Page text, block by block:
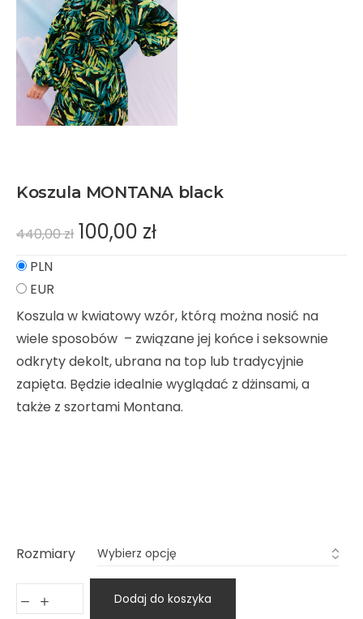
Koszula MONTANA black
440,00zł 100,00 zł
PLN
EUR
Koszula w kwiatowy wzór, którą można nosić na
wiele sposobów – związane jej końce i seksownie
odkryty dekolt, ubrana na top lub tradycyjnie
zapięta. Będzie idealnie wyglądać z dżinsami, a
także z szortami Montana.
Rozmiary
Dodaj do koszyka